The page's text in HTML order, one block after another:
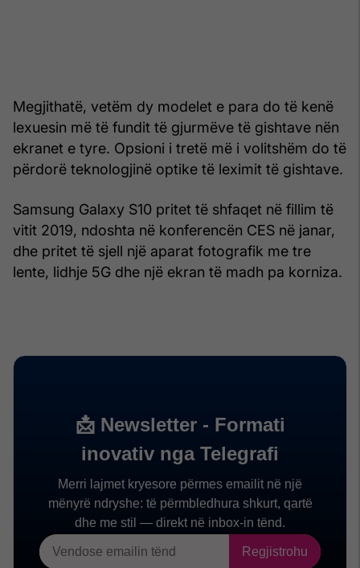
Megjithatë, vetëm dy modelet e para do të kenë
lexuesin më të fundit të gjurmëve të gishtave nën
ekranet e tyre. Opsioni i tretë më i volitshëm do të
përdorë teknologjinë optike të leximit të gishtave.
Samsung Galaxy S10 pritet të shfaqet në fillim të
vitit 2019, ndoshta në konferencën CES në janar,
dhe pritet të sjell një aparat fotografik me tre
lente, lidhje 5G dhe një ekran të madh pa korniza.